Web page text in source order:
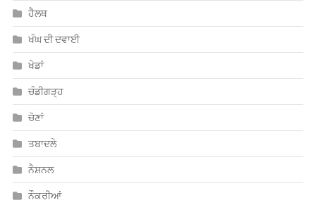
ਹੈਲਥ
ਖੰਘ ਦੀ ਦਵਾਈ
ਖੇਡਾਂ
ਚੰਡੀਗੜ੍ਹ
ਚੋਣਾਂ
ਤਬਾਦਲੇ
ਨੈਸ਼ਨਲ
ਨੌਕਰੀਆਂ